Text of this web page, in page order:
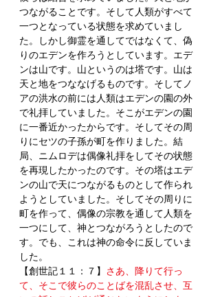
つながることです。そして人類がすべて
一つとなっている状態を求めていまし
た。しかし御霊を通してではなくて、偽
りのエデンを作ろうとしています。エデ
ンは山です。山というのは塔です。山は
天と地をつななげるものです。そしてノ
アの洪水の前には人類はエデンの園の外
で礼拝していました。そこがエデンの園
に一番近かったからです。そしてその周
りにセツの子孫が町を作りました。結
局、ニムロデは偶像礼拝をしてその状態
を再現したかったのです。その塔はエデ
ンの山で天につながるものとして作られ
ようとしていました。そしてその周りに
町を作って、偶像の宗教を通して人類を
一つにして、神とつながろうとしたので
す。でも、これは神の命令に反していま
した。
【創世記１１：７】 さあ、降りて行っ
て、そこで彼らのことばを混乱させ、互